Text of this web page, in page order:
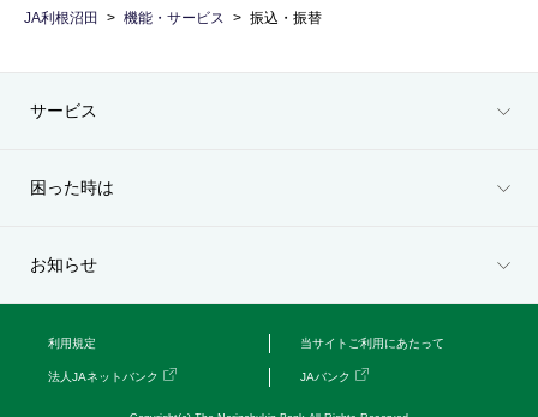
JA利根沼田 機能・サービス 振込・振替
サービス
困った時は
お知らせ
利用規定 当サイトご利用にあたって
法人JAネットバンク JAバンク